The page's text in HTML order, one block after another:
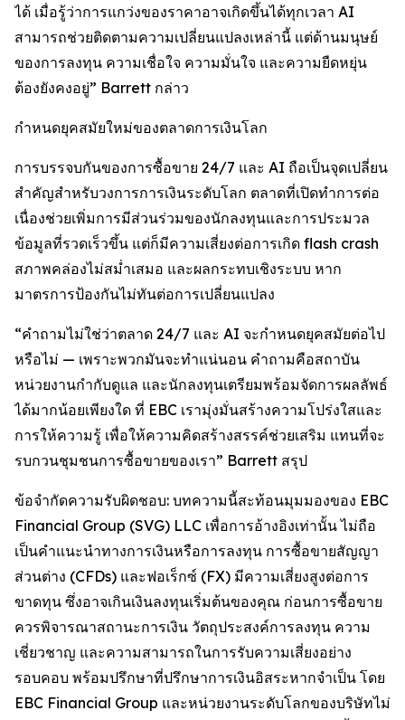
ได้ เมื่อรู้ว่าการแกว่งของราคาอาจเกิดขึ้นได้ทุกเวลา AI
สามารถช่วยติดตามความเปลี่ยนแปลงเหล่านี้ แต่ด้านมนุษย์
ของการลงทุน ความเชื่อใจ ความมั่นใจ และความยืดหยุ่น
ต้องยังคงอยู่” Barrett กล่าว
กำหนดยุคสมัยใหม่ของตลาดการเงินโลก
การบรรจบกันของการซื้อขาย 24/7 และ AI ถือเป็นจุดเปลี่ยน
สำคัญสำหรับวงการการเงินระดับโลก ตลาดที่เปิดทำการต่อ
เนื่องช่วยเพิ่มการมีส่วนร่วมของนักลงทุนและการประมวล
ข้อมูลที่รวดเร็วขึ้น แต่ก็มีความเสี่ยงต่อการเกิด flash crash
สภาพคล่องไม่สม่ำเสมอ และผลกระทบเชิงระบบ หาก
มาตรการป้องกันไม่ทันต่อการเปลี่ยนแปลง
“คำถามไม่ใช่ว่าตลาด 24/7 และ AI จะกำหนดยุคสมัยต่อไป
หรือไม่ — เพราะพวกมันจะทำแน่นอน คำถามคือสถาบัน
หน่วยงานกำกับดูแล และนักลงทุนเตรียมพร้อมจัดการผลลัพธ์
ได้มากน้อยเพียงใด ที่ EBC เรามุ่งมั่นสร้างความโปร่งใสและ
การให้ความรู้ เพื่อให้ความคิดสร้างสรรค์ช่วยเสริม แทนที่จะ
รบกวนชุมชนการซื้อขายของเรา” Barrett สรุป
ข้อจำกัดความรับผิดชอบ: บทความนี้สะท้อนมุมมองของ EBC
Financial Group (SVG) LLC เพื่อการอ้างอิงเท่านั้น ไม่ถือ
เป็นคำแนะนำทางการเงินหรือการลงทุน การซื้อขายสัญญา
ส่วนต่าง (CFDs) และฟอเร็กซ์ (FX) มีความเสี่ยงสูงต่อการ
ขาดทุน ซึ่งอาจเกินเงินลงทุนเริ่มต้นของคุณ ก่อนการซื้อขาย
ควรพิจารณาสถานะการเงิน วัตถุประสงค์การลงทุน ความ
เชี่ยวชาญ และความสามารถในการรับความเสี่ยงอย่าง
รอบคอบ พร้อมปรึกษาที่ปรึกษาการเงินอิสระหากจำเป็น โดย
EBC Financial Group และหน่วยงานระดับโลกของบริษัทไม่